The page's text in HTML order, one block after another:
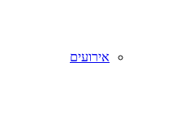
אירועים